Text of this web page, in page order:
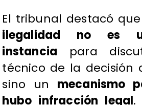
El tribunal destacó
ilegalidad no es
instancia para
técnico de la decisión
sino un mecanismo
hubo infracción legal.